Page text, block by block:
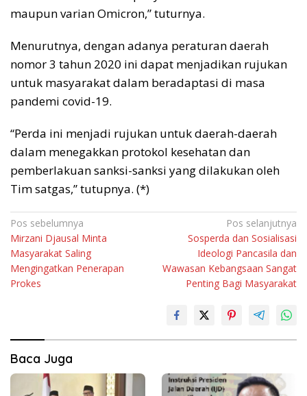
maupun varian Omicron,” tuturnya.
Menurutnya, dengan adanya peraturan daerah
nomor 3 tahun 2020 ini dapat menjadikan rujukan
untuk masyarakat dalam beradaptasi di masa
pandemi covid-19.
“Perda ini menjadi rujukan untuk daerah-daerah
dalam menegakkan protokol kesehatan dan
pemberlakuan sanksi-sanksi yang dilakukan oleh
Tim satgas,” tutupnya. (*)
Navigasi
pos
Pos sebelumnya
Mirzani Djausal Minta
Masyarakat Saling
Mengingatkan Penerapan
Prokes
Pos selanjutnya
Sosperda dan Sosialisasi
Ideologi Pancasila dan
Wawasan Kebangsaan Sangat
Penting Bagi Masyarakat
Baca Juga